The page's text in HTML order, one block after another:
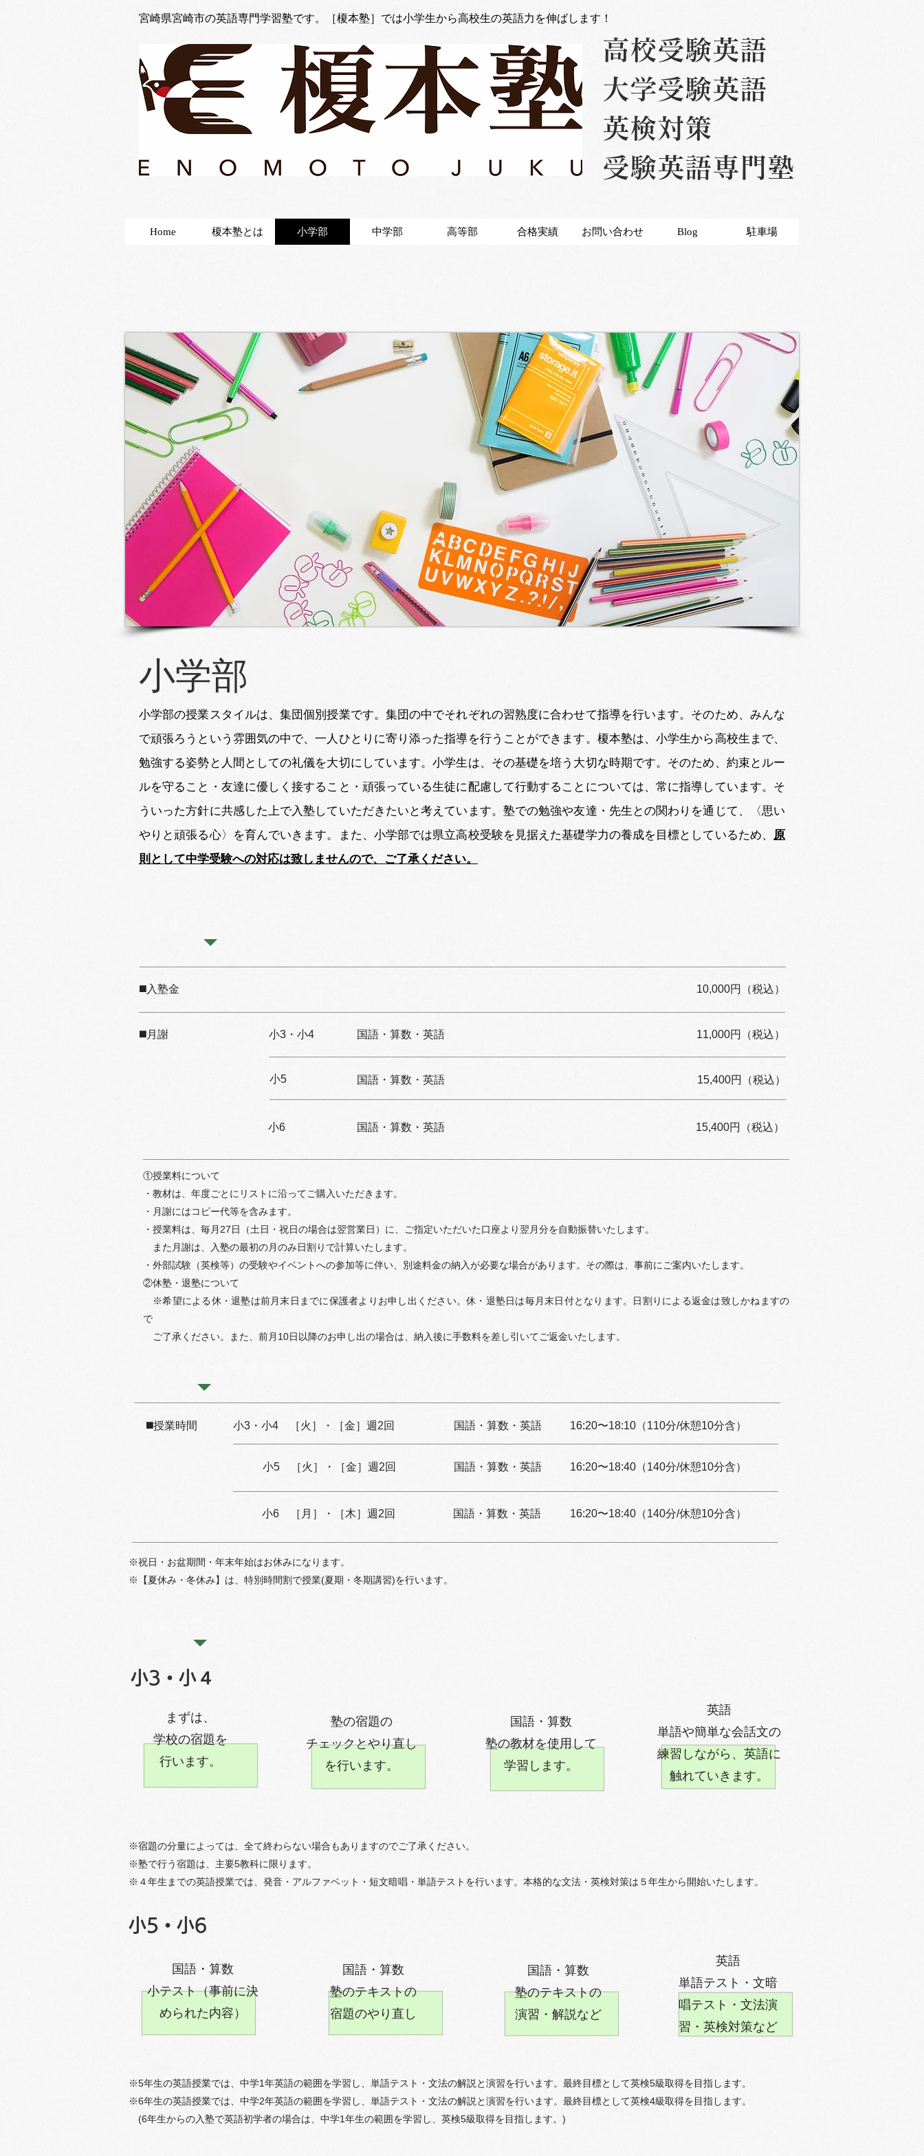
宮崎県宮崎市の英語専門学習塾です。［榎本塾］では小学生から高校生の英語力を伸ばします！
高校受験英語
大学受験英語
英検対策
受験英語専門塾
Home 榎本塾とは 小学部 中学部 高等部 合格実績 お問い合わせ Blog 駐車場
小学部
小学部の授業スタイルは、集団個別授業です。集団の中でそれぞれの習熟度に合わせて指導を行います。そのため、みんな
で頑張ろうという雰囲気の中で、一人ひとりに寄り添った指導を行うことができます。榎本塾は、小学生から高校生まで、
勉強する姿勢と人間としての礼儀を大切にしています。小学生は、その基礎を培う大切な時期です。そのため、約束とルー
ルを守ること・友達に優しく接すること・頑張っている生徒に配慮して行動することについては、常に指導しています。そ
ういった方針に共感した上で入塾していただきたいと考えています。塾での勉強や友達・先生との関わりを通じて、〈思い
やりと頑張る心〉を育んでいきます。また、小学部では県立高校受験を見据えた基礎学力の養成を目標としているため、 原
則として中学受験への対応は致しませんので、ご了承ください。
◼️入塾金 10,000円（税込）
◼️月謝 小3・小4 国語・算数・英語 11,000円（税込）
小5 国語・算数・英語 15,400円（税込）
小6 国語・算数・英語 15,400円（税込）
①授業料について
・教材は、年度ごとにリストに沿ってご購入いただきます。
・月謝にはコピー代等を含みます。
・授業料は、毎月27日（土日・祝日の場合は翌営業日）に、ご指定いただいた口座より翌月分を自動振替いたします。
また月謝は、入塾の最初の月のみ日割りで計算いたします。
・外部試験（英検等）の受験やイベントへの参加等に伴い、別途料金の納入が必要な場合があります。その際は、事前にご案内いたします。
②休塾・退塾について
※希望による休・退塾は前月末日までに保護者よりお申し出ください。休・退塾日は毎月末日付となります。日割りによる返金は致しかねますの
で
ご了承ください。また、前月10日以降のお申し出の場合は、納入後に手数料を差し引いてご返金いたします。
◼️授業時間 小3・小4 ［火］・［金］週2回 国語・算数・英語 16:20〜18:10（110分/休憩10分含）
小5 ［火］・［金］週2回 国語・算数・英語 16:20〜18:40（140分/休憩10分含）
小6 ［月］・［木］週2回 国語・算数・英語 16:20〜18:40（140分/休憩10分含）
※祝日・お盆期間・年末年始はお休みになります。
※【夏休み・冬休み】は、特別時間割で授業(夏期・冬期講習)を行います。
​小3・小４
まずは、
学校の宿題を
行います。
塾の宿題の
チェックとやり直し
を行います。
国語・算数
塾の教材を使用して
学習します。
​英語
単語や簡単な会話文の
練習しながら、英語に
触れていきます。
※宿題の分量によっては、全て終わらない場合もありますのでご了承ください。
※塾で行う宿題は、主要5教科に限ります。
※４年生までの英語授業では、発音・アルファベット・短文暗唱・単語テストを行います。本格的な文法・英検対策は５年生から開始いたします。
​小5・小6
国語・算数
​小テスト（事前に決
められた内容）
国語・算数
塾のテキストの
宿題のやり直し
国語・算数
​塾のテキストの
演習・解説など
英語
​単語テスト・文暗
唱テスト・文法演
習・英検対策など
※5年生の英語授業では、中学1年英語の範囲を学習し、単語テスト・文法の解説と演習を行います。最終目標として英検5級取得を目指します。
※6年生の英語授業では、中学2年英語の範囲を学習し、単語テスト・ 文法の解説と演習を行います。最終目標として英検4級取得を目指します。
(6年生からの入塾で英語初学者の場合は、中学1年生の範囲を学習し、英検5級取得を目指します。)